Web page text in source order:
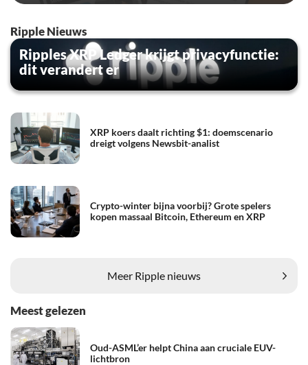
Ripple Nieuws
Ripples XRP Ledger krijgt privacyfunctie:
dit verandert er
XRP koers daalt richting $1: doemscenario
dreigt volgens Newsbit-analist
Crypto-winter bijna voorbij? Grote spelers
kopen massaal Bitcoin, Ethereum en XRP
Meer Ripple nieuws
Meest gelezen
Oud-ASML’er helpt China aan cruciale EUV-
lichtbron